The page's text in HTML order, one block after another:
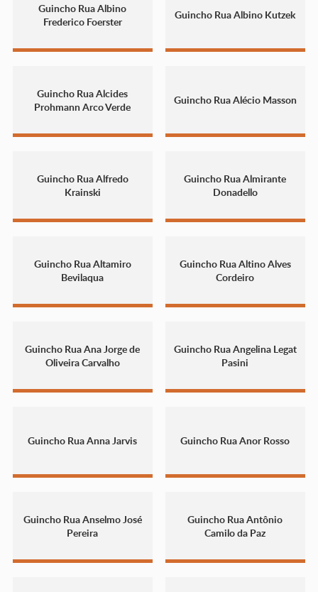
Guincho Rua Albino
Frederico Foerster
Guincho Rua Albino Kutzek
Guincho Rua Alcides
Prohmann Arco Verde
Guincho Rua Alécio Masson
Guincho Rua Alfredo
Krainski
Guincho Rua Almirante
Donadello
Guincho Rua Altamiro
Bevilaqua
Guincho Rua Altino Alves
Cordeiro
Guincho Rua Ana Jorge de
Oliveira Carvalho
Guincho Rua Angelina Legat
Pasini
Guincho Rua Anna Jarvis Guincho Rua Anor Rosso
Guincho Rua Anselmo José
Pereira
Guincho Rua Antônio
Camilo da Paz